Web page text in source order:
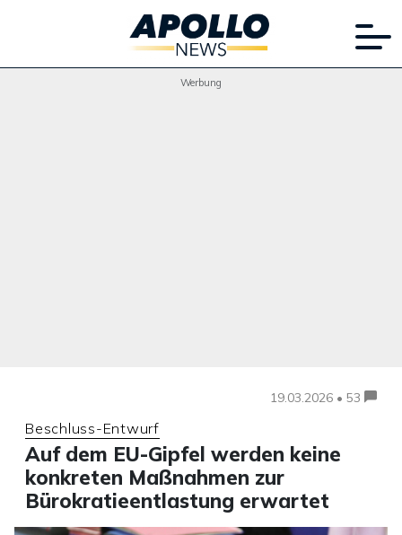
Werbung
19.03.2026 • 53
Beschluss-Entwurf
Auf dem EU-Gipfel werden keine
konkreten Maßnahmen zur
Bürokratieentlastung erwartet